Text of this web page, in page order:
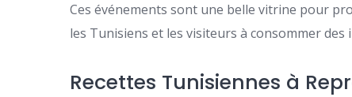
Ces événements sont une belle vitrine pour
les Tunisiens et les visiteurs à consommer des
Recettes Tunisiennes à